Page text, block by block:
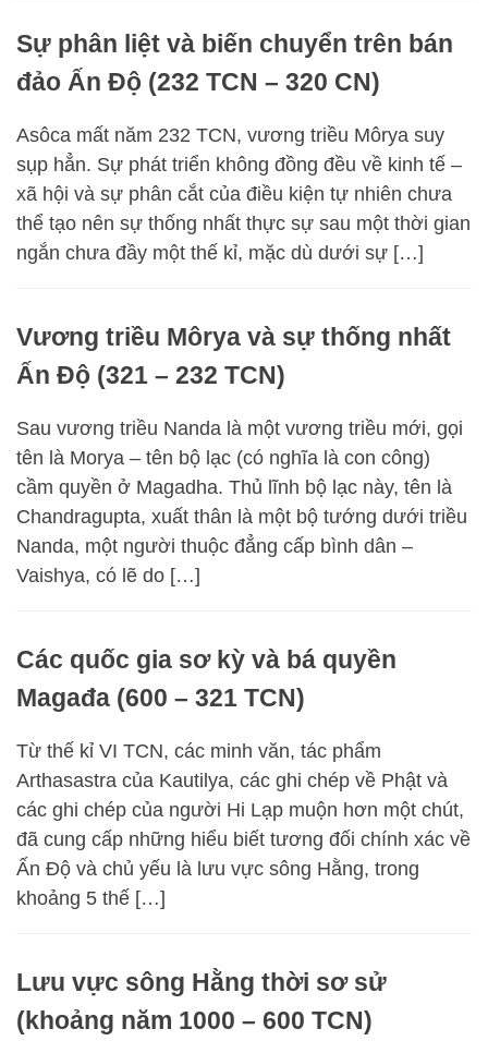
Sự phân liệt và biến chuyển trên bán
đảo Ấn Độ (232 TCN – 320 CN)
Asôca mất năm 232 TCN, vương triều Môrya suy
sụp hẳn. Sự phát triển không đồng đều về kinh tế –
xã hội và sự phân cắt của điều kiện tự nhiên chưa
thể tạo nên sự thống nhất thực sự sau một thời gian
ngắn chưa đầy một thế kỉ, mặc dù dưới sự […]
Vương triều Môrya và sự thống nhất
Ấn Độ (321 – 232 TCN)
Sau vương triều Nanda là một vương triều mới, gọi
tên là Morya – tên bộ lạc (có nghĩa là con công)
cầm quyền ở Magadha. Thủ lĩnh bộ lạc này, tên là
Chandragupta, xuất thân là một bộ tướng dưới triều
Nanda, một người thuộc đẳng cấp bình dân –
Vaishya, có lẽ do […]
Các quốc gia sơ kỳ và bá quyền
Magađa (600 – 321 TCN)
Từ thế kỉ VI TCN, các minh văn, tác phẩm
Arthasastra của Kautilya, các ghi chép về Phật và
các ghi chép của người Hi Lạp muộn hơn một chút,
đã cung cấp những hiểu biết tương đối chính xác về
Ấn Độ và chủ yếu là lưu vực sông Hằng, trong
khoảng 5 thế […]
Lưu vực sông Hằng thời sơ sử
(khoảng năm 1000 – 600 TCN)